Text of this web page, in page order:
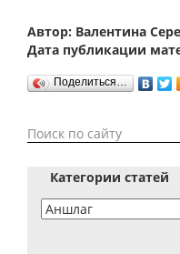
Автор: Валентина
Дата публикации
Поделиться…
Категории статей